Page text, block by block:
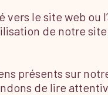
le site web ou
de notre
présents sur
de lire